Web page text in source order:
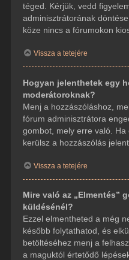
téged. Kérjük, vedd
adminisztrátorának
köze nincs a fórumokon
Vissza a tetejére
Hogyan jelenthetek egy
moderátoroknak?
Menj a hozzászóláshoz,
fórum adminisztrátora
gombot, mely erre való.
kerülsz a hozzászólás
Vissza a tetejére
Mire való az „Elmentés”
küldésénél?
Ezzel elmentheted a még
később folytathatod, és
betöltéséhez menj a
a maguktól értetődő